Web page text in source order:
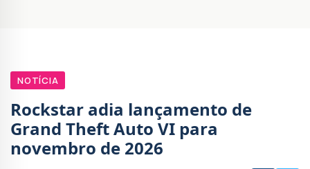
NOTÍCIA
Rockstar adia lançamento de
Grand Theft Auto VI para
novembro de 2026